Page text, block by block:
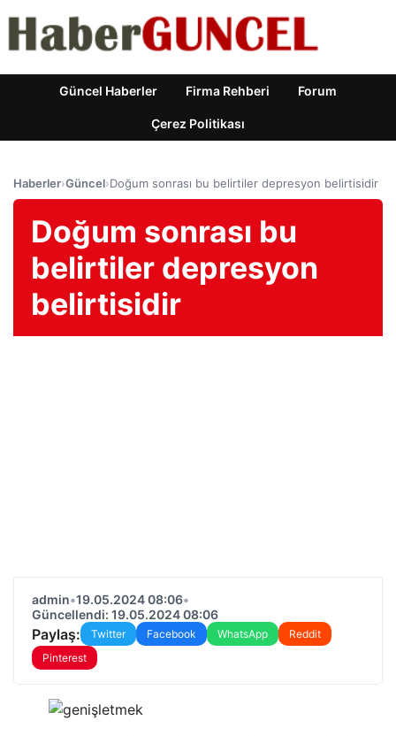
Güncel Haberler Firma Rehberi Forum
Çerez Politikası
Haberler›Güncel›Doğum sonrası bu belirtiler depresyon belirtisidir
Doğum sonrası bu
belirtiler depresyon
belirtisidir
admin•19.05.2024 08:06•
Güncellendi: 19.05.2024 08:06
Paylaş: Twitter Facebook WhatsApp
Reddit
Pinterest